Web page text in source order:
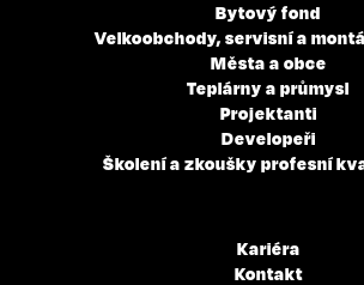
Bytový fond
Velkoobchody, servisní a
Města a obce
Teplárny a průmysl
Projektanti
Developeři
Školení a zkoušky profesní
Kariéra
Kontakt